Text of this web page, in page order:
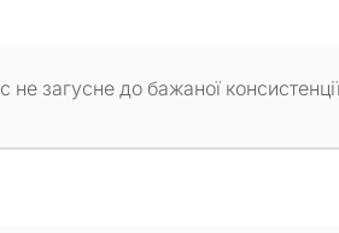
загусне до бажаної